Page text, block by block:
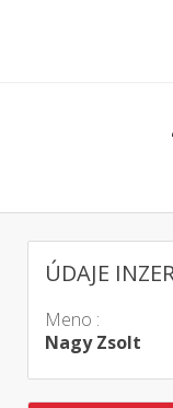
ÚDAJE
Meno :
Nagy Zsolt